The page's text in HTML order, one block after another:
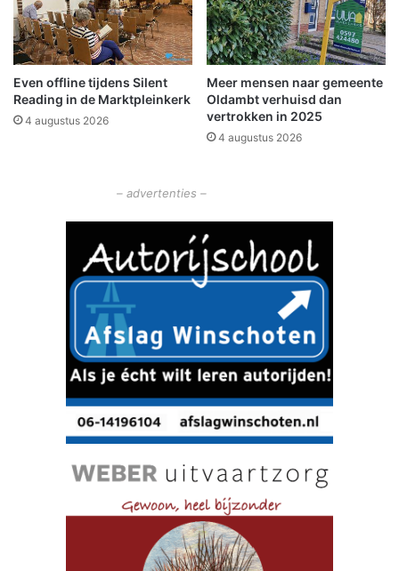
f
e
e
r
e
n
w
t
i
n
w
o
n
Even offline tijdens Silent
Reading in de Marktpleinkerk
4 augustus 2026
Meer mensen naar gemeente
Oldambt verhuisd dan
vertrokken in 2025
4 augustus 2026
– advertenties –